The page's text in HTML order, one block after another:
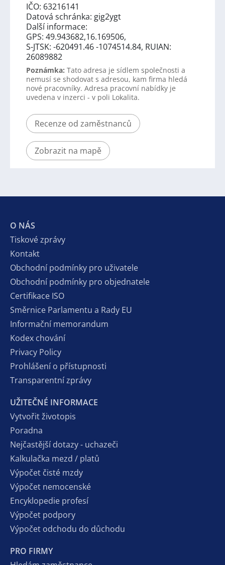
IČO: 63216141
Datová schránka: gig2ygt
Další informace:
GPS: 49.943682,16.169506,
S-JTSK: -620491.46 -1074514.84, RUIAN:
26089882
Poznámka: Tato adresa je sídlem společnosti a
nemusí se shodovat s adresou, kam firma hledá
nové pracovníky. Adresa pracovní nabídky je
uvedena v inzerci - v poli Lokalita.
Recenze od zaměstnanců
Zobrazit na mapě
O NÁS
Tiskové zprávy
Kontakt
Obchodní podmínky pro uživatele
Obchodní podmínky pro objednatele
Certifikace ISO
Směrnice Parlamentu a Rady EU
Informační memorandum
Kodex chování
Privacy Policy
Prohlášení o přístupnosti
Transparentní zprávy
UŽITEČNÉ INFORMACE
Vytvořit životopis
Poradna
Nejčastější dotazy - uchazeči
Kalkulačka mezd / platů
Výpočet čisté mzdy
Výpočet nemocenské
Encyklopedie profesí
Výpočet podpory
Výpočet odchodu do důchodu
PRO FIRMY